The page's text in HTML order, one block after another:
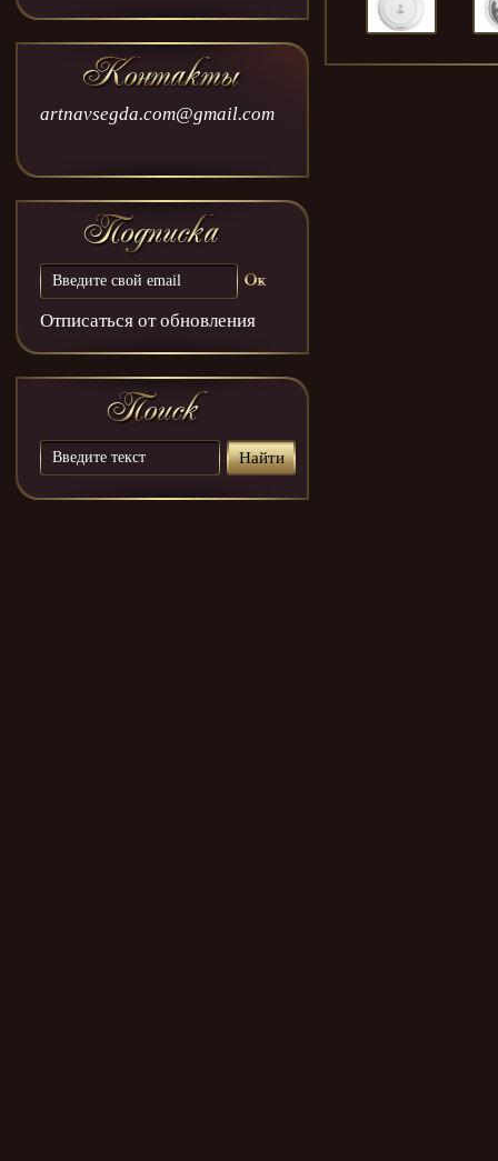
artnavsegda.com@gmail.com
Отписаться от обновления